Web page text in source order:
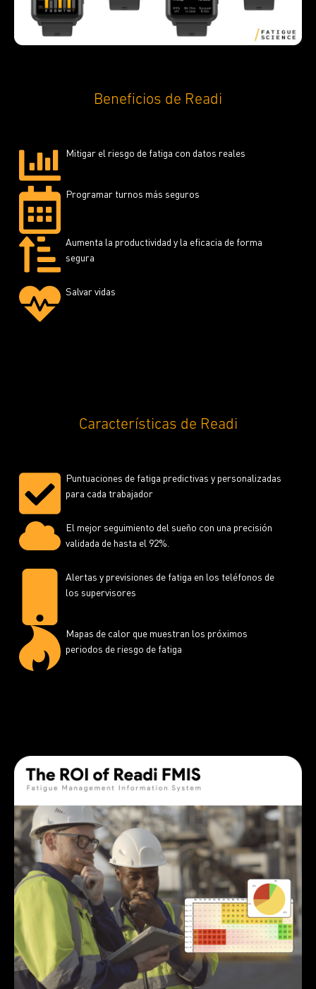
Beneficios de Readi
Mitigar el riesgo de fatiga con datos reales
Programar turnos más seguros
Aumenta la productividad y la eficacia de forma
segura
Salvar vidas
Características de Readi
Puntuaciones de fatiga predictivas y personalizadas
para cada trabajador
El mejor seguimiento del sueño con una precisión
validada de hasta el 92%.
Alertas y previsiones de fatiga en los teléfonos de
los supervisores
Mapas de calor que muestran los próximos
periodos de riesgo de fatiga